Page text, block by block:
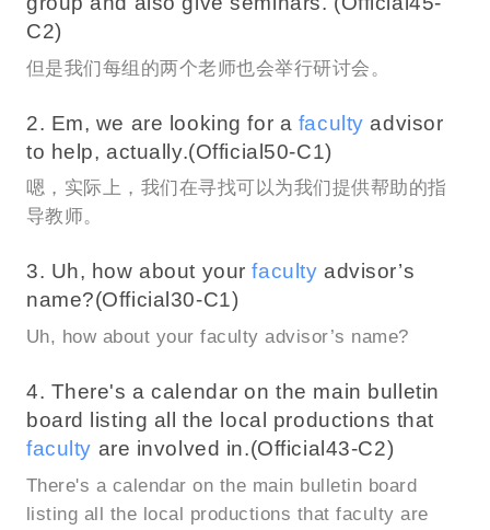
C2)
但是我们每组的两个老师也会举行研讨会。
2. Em, we are looking for a faculty advisor
to help, actually.(Official50-C1)
嗯，实际上，我们在寻找可以为我们提供帮助的指
导教师。
3. Uh, how about yourfaculty advisor’s
name?(Official30-C1)
Uh, how about your faculty advisor’s name?
4. There's a calendar on the main bulletin
board listing all the local productions that
faculty are involved in.(Official43-C2)
There's a calendar on the main bulletin board
listing all the local productions that faculty are